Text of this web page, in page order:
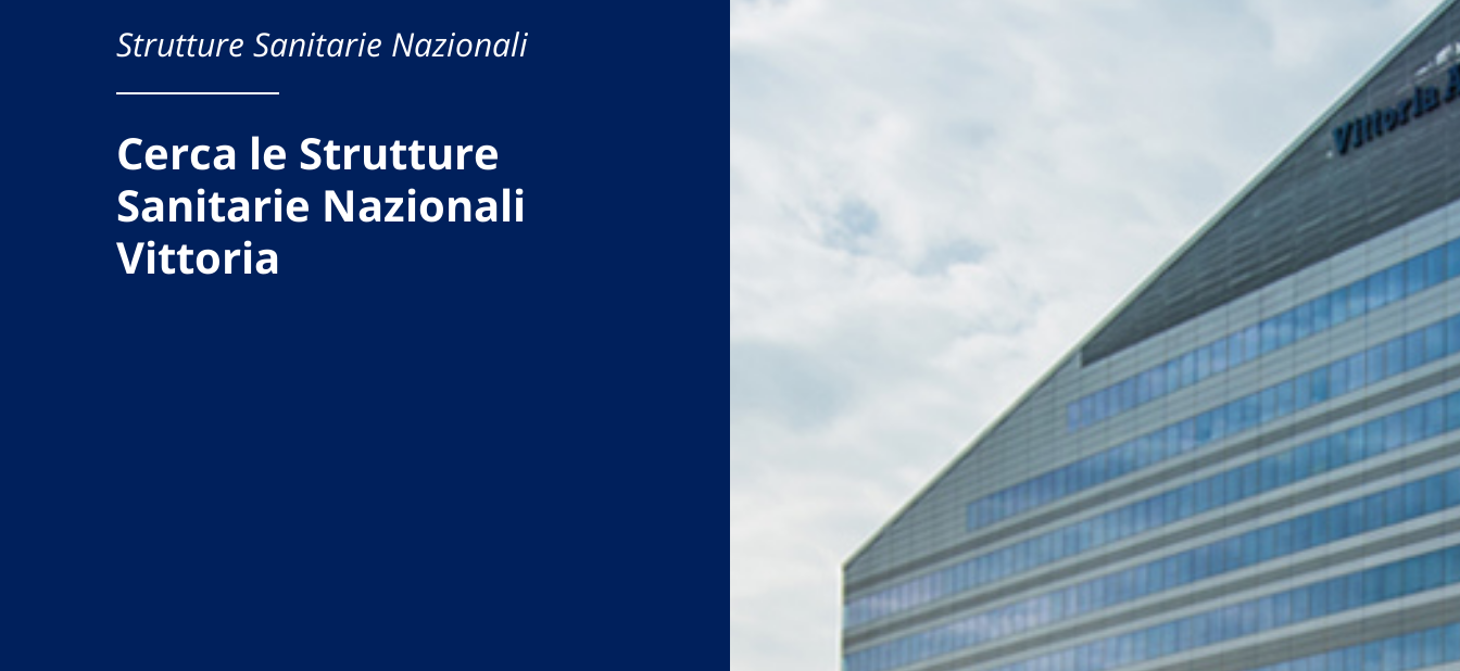
Strutture Sanitarie Nazionali
Cerca le Strutture
Sanitarie Nazionali
Vittoria